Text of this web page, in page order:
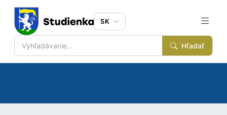
Hľadať
SK